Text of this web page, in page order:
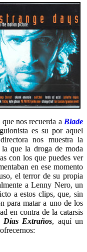
nos recuerda a Blade
es su por aquel
nos muestra la
que la droga de moda
con los que puedes ver
en ese momento
el terror de su propia
a Lenny Nero, un
a estos clips, que, sin
para matar a uno de los
en contra de la catarsis
Días Extraños, aquí un